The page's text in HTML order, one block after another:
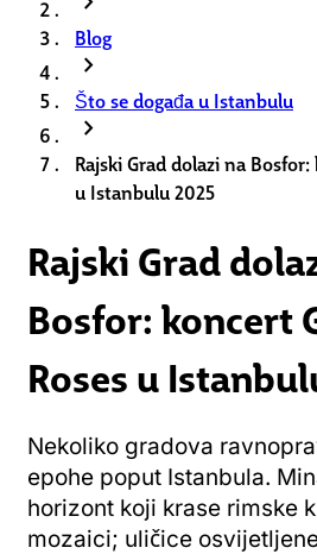
Blog
chevron_right
Što se događa u Istanbulu
chevron_right
Rajski Grad dolazi na Bosfor:
u Istanbulu 2025
Rajski Grad
Bosfor: koncert
Roses u
Nekoliko gradova
epohe poput Istanbula.
horizont koji krase rimske
mozaici; uličice